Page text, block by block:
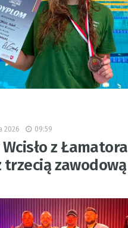
2026 09:59
z Łamatora
trzecią zawodową